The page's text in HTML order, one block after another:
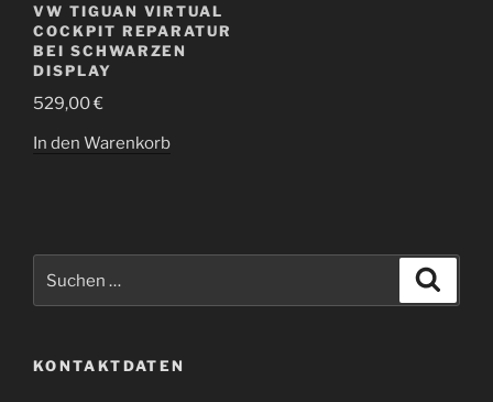
VW TIGUAN VIRTUAL
COCKPIT REPARATUR
BEI SCHWARZEN
DISPLAY
529,00€
In den Warenkorb
KONTAKTDATEN